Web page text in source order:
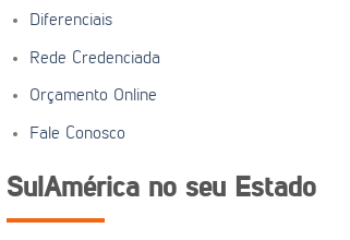
Diferenciais
Rede Credenciada
Orçamento Online
Fale Conosco
SulAmérica no seu Estado